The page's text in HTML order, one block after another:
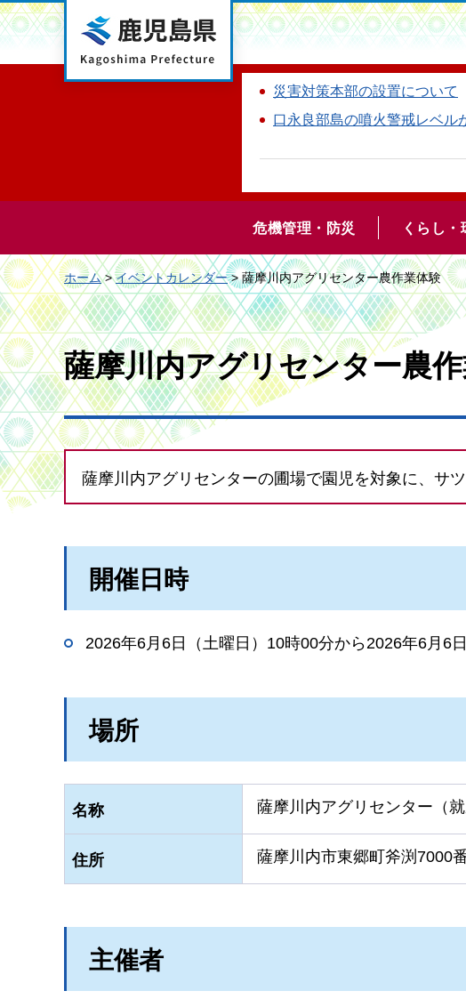
鹿児島県
災害対策本部の設置について
口永良部島の噴火警戒レベル
危機管理・防災 くらし・
ホーム>イベントカレンダー> 薩摩川内アグリセンター農作業体験
薩摩川内アグリセンター農
薩摩川内アグリセンターの圃場で園児を対象に、サ
開催日時
2026年6月6日（土曜日）10時00分から2026年6月6
場所
名称 薩摩川内アグリセンター（
住所 薩摩川内市東郷町斧渕7000
主催者